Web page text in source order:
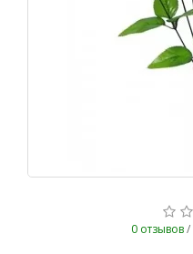
0 отзывов/